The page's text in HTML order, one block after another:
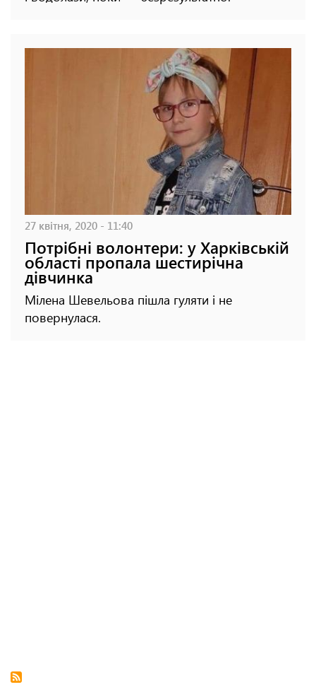
27 квітня, 2020 - 11:40
Потрібні волонтери: у Харківській
області пропала шестирічна
дівчинка
Мілена Шевельова пішла гуляти і не
повернулася.